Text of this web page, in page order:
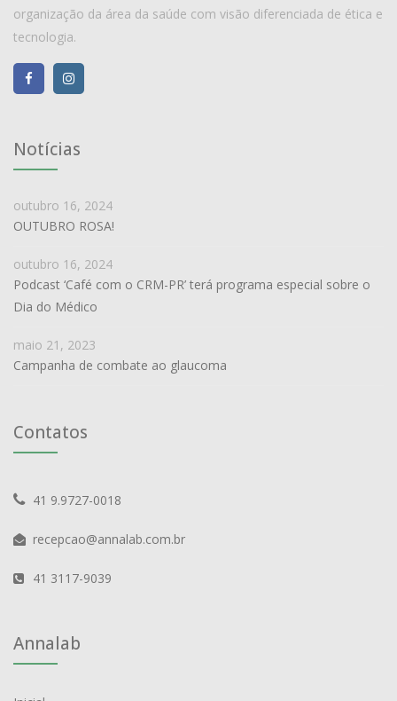
organização da área da saúde com visão diferenciada de ética e
tecnologia.
Notícias
outubro 16, 2024
OUTUBRO ROSA!
outubro 16, 2024
Podcast ‘Café com o CRM-PR’ terá programa especial sobre o
Dia do Médico
maio 21, 2023
Campanha de combate ao glaucoma
Contatos
41 9.9727-0018
recepcao@annalab.com.br
41 3117-9039
Annalab